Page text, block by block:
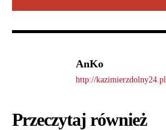
AnKo
http://kazimierzdolny24.pl
Przeczytaj również